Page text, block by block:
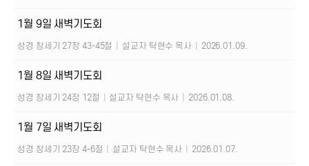
1월 9일 새벽기도회
성경 창세기 27장 43-45절 설교자 탁현수 목사 2026.01.09.
1월 8일 새벽기도회
성경 창세기 24장 12절 설교자 탁현수 목사 2026.01.08.
1월 7일 새벽기도회
성경 창세기 23장 4-6절 설교자 탁현수 목사 2026.01.07.